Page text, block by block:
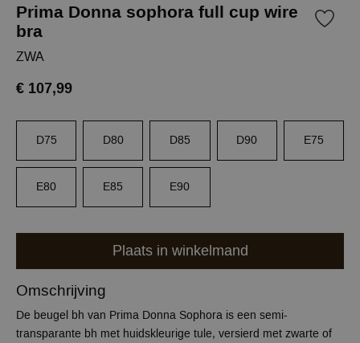
Prima Donna sophora full cup wire
bra
ZWA
€ 107,99
D75 D80 D85 D90 E75
E80 E85 E90
Plaats in winkelmand
Omschrijving
De beugel bh van Prima Donna Sophora is een semi-
transparante bh met huidskleurige tule, versierd met zwarte of